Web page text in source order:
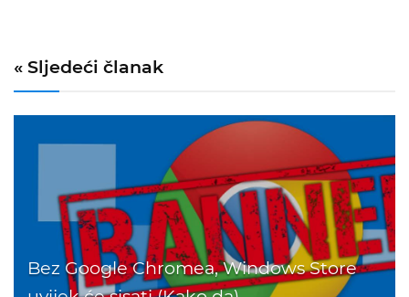
« Sljedeći članak
Bez Google Chromea, Windows Store